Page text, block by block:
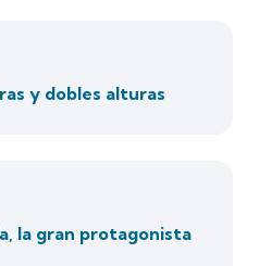
y dobles alturas
la gran protagonista